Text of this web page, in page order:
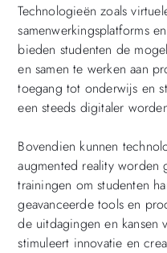
Technologieën zoals
samenwerkingsplatforms
bieden studenten de
en samen te werken aan
toegang tot onderwijs en
een steeds digitaler
Bovendien kunnen
augmented reality
trainingen om studenten
geavanceerde tools en
de uitdagingen en kansen
stimuleert innovatie en